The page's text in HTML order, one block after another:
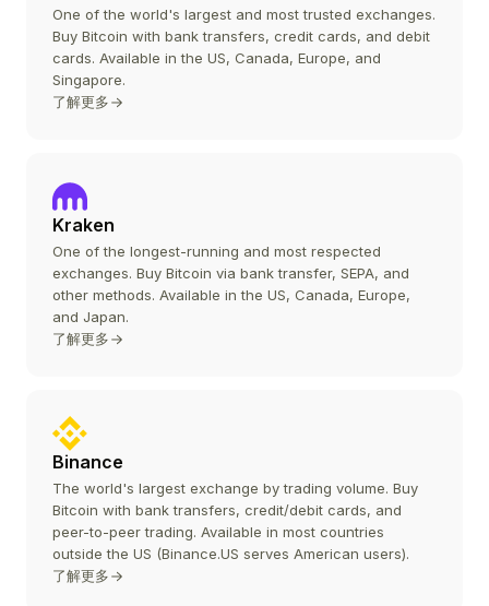
One of the world's largest and most trusted exchanges.
Buy Bitcoin with bank transfers, credit cards, and debit
cards. Available in the US, Canada, Europe, and
Singapore.
了解更多
Kraken
One of the longest-running and most respected
exchanges. Buy Bitcoin via bank transfer, SEPA, and
other methods. Available in the US, Canada, Europe,
and Japan.
了解更多
Binance
The world's largest exchange by trading volume. Buy
Bitcoin with bank transfers, credit/debit cards, and
peer-to-peer trading. Available in most countries
outside the US (Binance.US serves American users).
了解更多